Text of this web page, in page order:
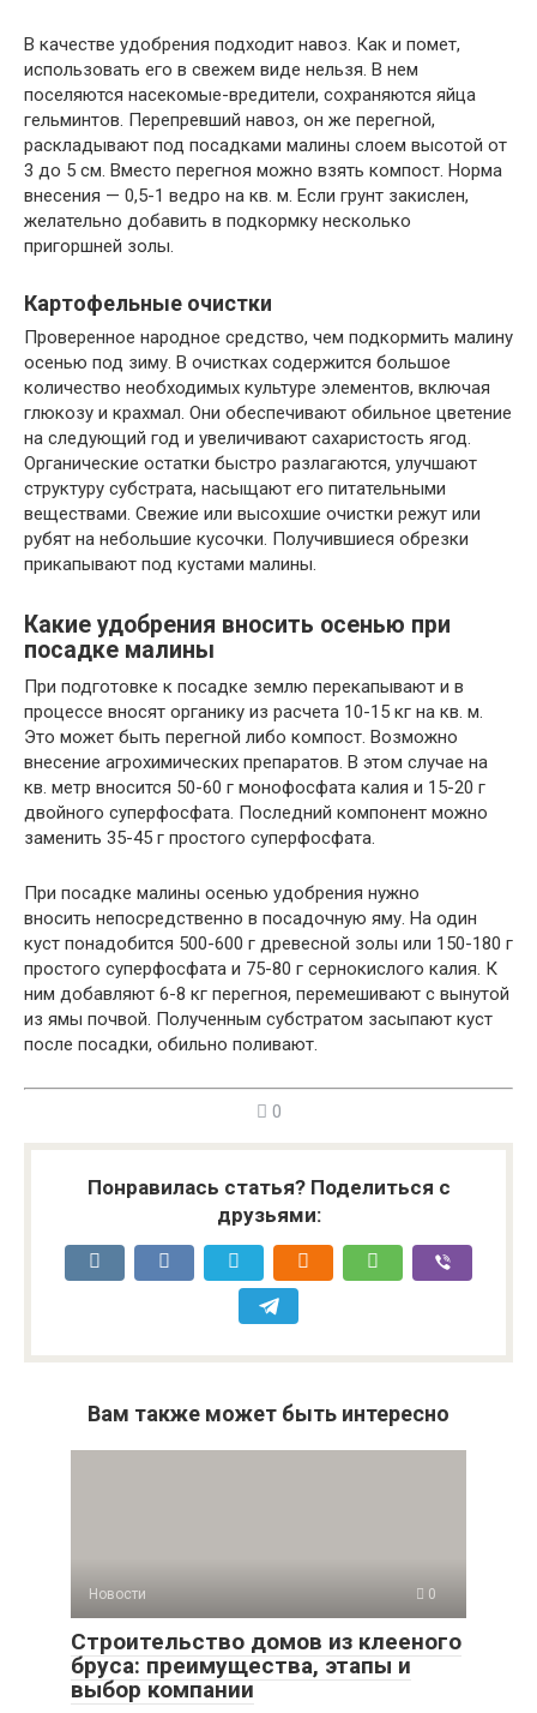
В качестве удобрения подходит навоз. Как и помет,
использовать его в свежем виде нельзя. В нем
поселяются насекомые-вредители, сохраняются яйца
гельминтов. Перепревший навоз, он же перегной,
раскладывают под посадками малины слоем высотой от
3 до 5 см. Вместо перегноя можно взять компост. Норма
внесения — 0,5-1 ведро на кв. м. Если грунт закислен,
желательно добавить в подкормку несколько
пригоршней золы.
Картофельные очистки
Проверенное народное средство, чем подкормить малину
осенью под зиму. В очистках содержится большое
количество необходимых культуре элементов, включая
глюкозу и крахмал. Они обеспечивают обильное цветение
на следующий год и увеличивают сахаристость ягод.
Органические остатки быстро разлагаются, улучшают
структуру субстрата, насыщают его питательными
веществами. Свежие или высохшие очистки режут или
рубят на небольшие кусочки. Получившиеся обрезки
прикапывают под кустами малины.
Какие удобрения вносить осенью при
посадке малины
При подготовке к посадке землю перекапывают и в
процессе вносят органику из расчета 10-15 кг на кв. м.
Это может быть перегной либо компост. Возможно
внесение агрохимических препаратов. В этом случае на
кв. метр вносится 50-60 г монофосфата калия и 15-20 г
двойного суперфосфата. Последний компонент можно
заменить 35-45 г простого суперфосфата.
При посадке малины осенью удобрения нужно
вносить непосредственно в посадочную яму. На один
куст понадобится 500-600 г древесной золы или 150-180 г
простого суперфосфата и 75-80 г сернокислого калия. К
ним добавляют 6-8 кг перегноя, перемешивают с вынутой
из ямы почвой. Полученным субстратом засыпают куст
после посадки, обильно поливают.
0
Понравилась статья? Поделиться с
друзьями:
Вам также может быть интересно
Новости 0
Строительство домов из клееного
бруса: преимущества, этапы и
выбор компании